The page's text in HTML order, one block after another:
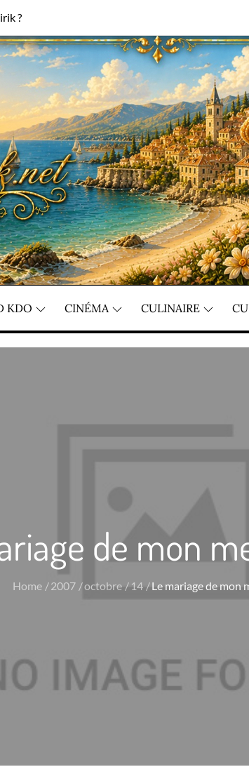
?
KDO CINÉMA CULINAIRE
de mon
Home 2007 octobre 14 Le mariage de mon